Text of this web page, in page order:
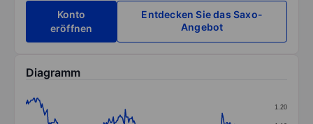
Konto
eröffnen
Entdecken Sie das Saxo-
Angebot
Diagramm
1.20